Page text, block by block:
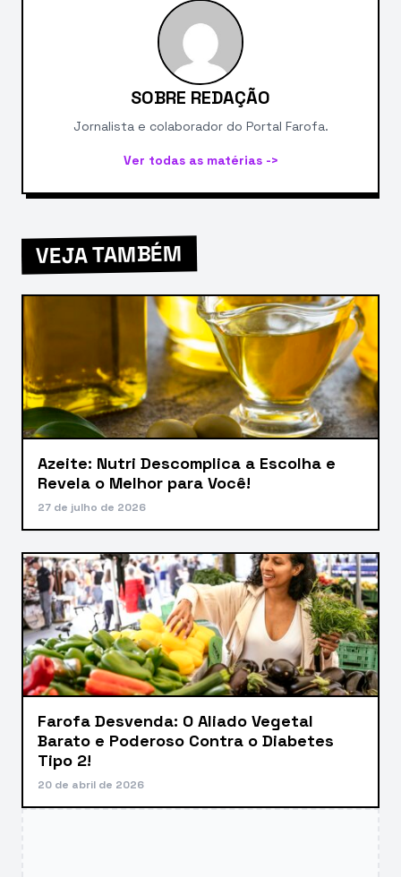
SOBRE REDAÇÃO
Jornalista e colaborador do Portal Farofa.
Ver todas as matérias ->
VEJA TAMBÉM
Azeite: Nutri Descomplica a Escolha e
Revela o Melhor para Você!
27 de julho de 2026
Farofa Desvenda: O Aliado Vegetal
Barato e Poderoso Contra o Diabetes
Tipo 2!
20 de abril de 2026